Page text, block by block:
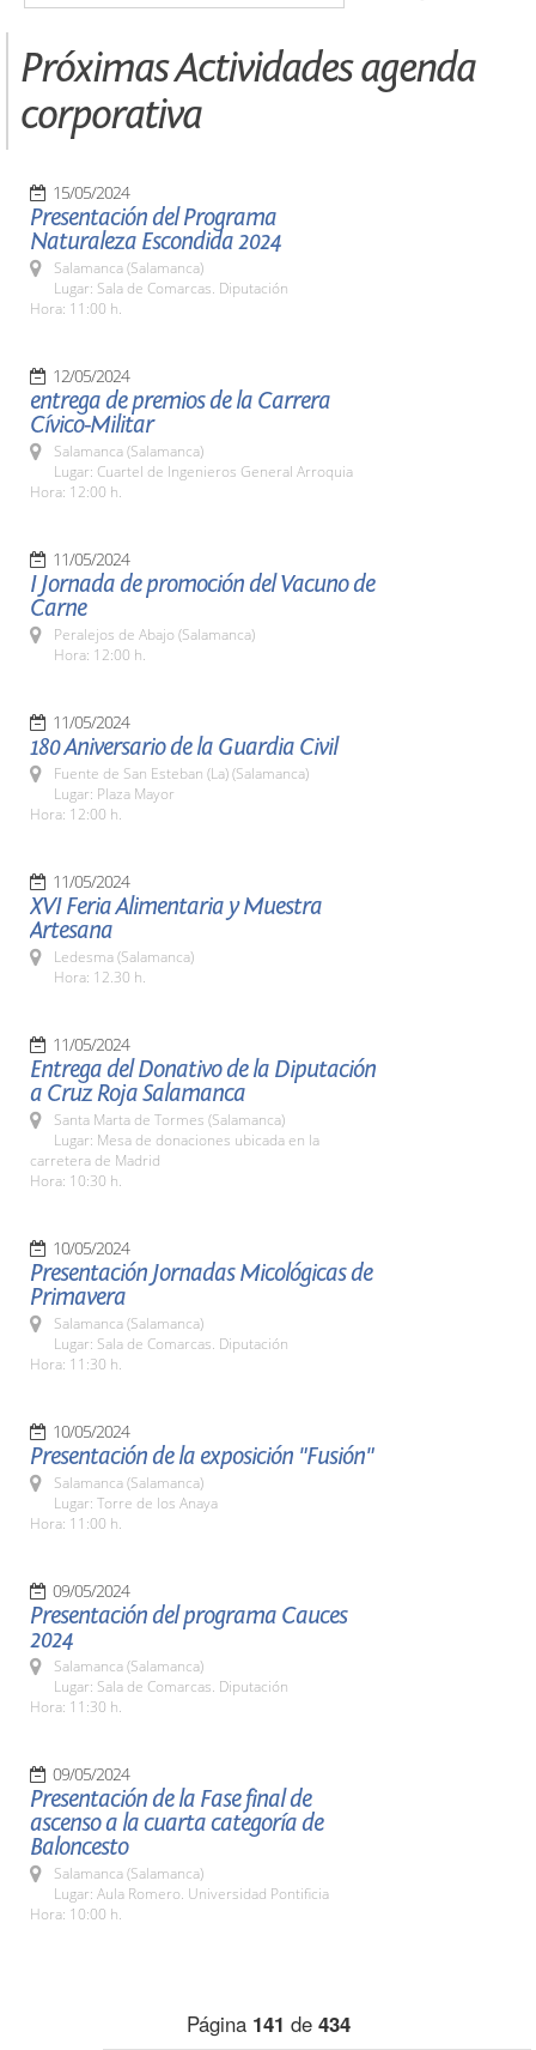
Próximas Actividades agenda
corporativa
15/05/2024
Presentación del Programa
Naturaleza Escondida 2024
Salamanca (Salamanca)
Lugar: Sala de Comarcas. Diputación
Hora: 11:00 h.
12/05/2024
entrega de premios de la Carrera
Cívico-Militar
Salamanca (Salamanca)
Lugar: Cuartel de Ingenieros General Arroquia
Hora: 12:00 h.
11/05/2024
I Jornada de promoción del Vacuno de
Carne
Peralejos de Abajo (Salamanca)
Hora: 12:00 h.
11/05/2024
180 Aniversario de la Guardia Civil
Fuente de San Esteban (La) (Salamanca)
Lugar: Plaza Mayor
Hora: 12:00 h.
11/05/2024
XVI Feria Alimentaria y Muestra
Artesana
Ledesma (Salamanca)
Hora: 12.30 h.
11/05/2024
Entrega del Donativo de la Diputación
a Cruz Roja Salamanca
Santa Marta de Tormes (Salamanca)
Lugar: Mesa de donaciones ubicada en la
carretera de Madrid
Hora: 10:30 h.
10/05/2024
Presentación Jornadas Micológicas de
Primavera
Salamanca (Salamanca)
Lugar: Sala de Comarcas. Diputación
Hora: 11:30 h.
10/05/2024
Presentación de la exposición "Fusión"
Salamanca (Salamanca)
Lugar: Torre de los Anaya
Hora: 11:00 h.
09/05/2024
Presentación del programa Cauces
2024
Salamanca (Salamanca)
Lugar: Sala de Comarcas. Diputación
Hora: 11:30 h.
09/05/2024
Presentación de la Fase final de
ascenso a la cuarta categoría de
Baloncesto
Salamanca (Salamanca)
Lugar: Aula Romero. Universidad Pontificia
Hora: 10:00 h.
Página 141 de 434